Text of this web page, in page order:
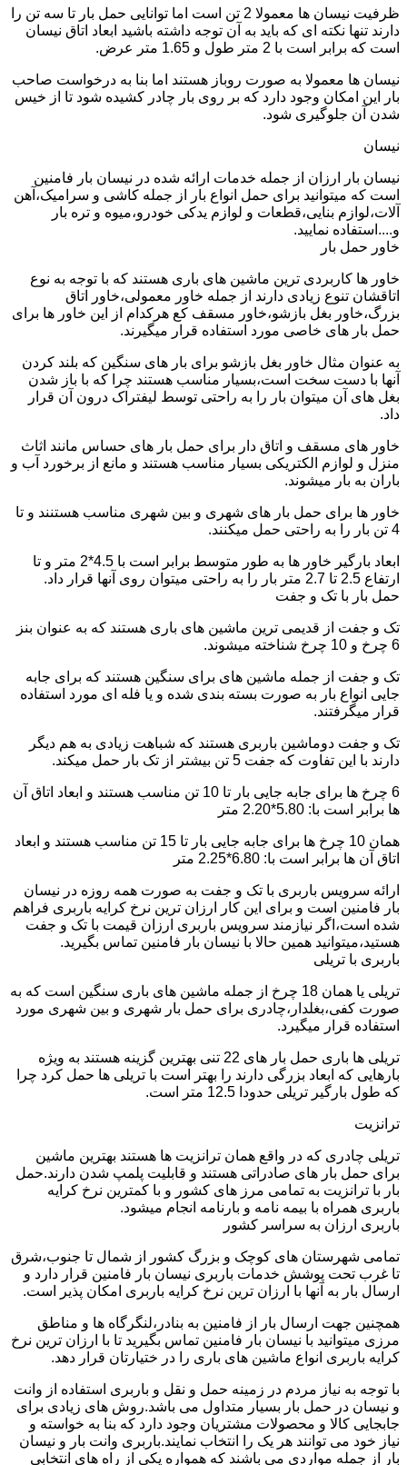
ظرفیت نیسان ها معمولا 2 تن است اما توانایی حمل بار تا سه تن را
دارند تنها نکته ای که باید به آن توجه داشته باشید ابعاد اتاق نیسان
است که برابر است با 2 متر طول و 1.65 متر عرض.
نیسان ها معمولا به صورت روباز هستند اما بنا به درخواست صاحب
بار این امکان وجود دارد که بر روی بار چادر کشیده شود تا از خیس
شدن آن جلوگیری شود.
نیسان
نیسان بار ارزان از جمله خدمات ارائه شده در نیسان بار فامنین
است که میتوانید برای حمل انواع بار از جمله کاشی و سرامیک،آهن
آلات،لوازم بنایی،قطعات و لوازم یدکی خودرو،میوه و تره بار
و....استفاده نمایید.
خاور حمل بار
خاور ها کاربردی ترین ماشین های باری هستند که با توجه به نوع
اتاقشان تنوع زیادی دارند از جمله خاور معمولی،خاور اتاق
بزرگ،خاور بغل بازشو،خاور مسقف کع هرکدام از این خاور ها برای
حمل بار های خاصی مورد استفاده قرار میگیرند.
به عنوان مثال خاور بغل بازشو برای بار های سنگین که بلند کردن
آنها با دست سخت است،بسیار مناسب هستند چرا که با باز شدن
بغل های آن میتوان بار را به راحتی توسط لیفتراک درون آن قرار
داد.
خاور های مسقف و اتاق دار برای حمل بار های حساس مانند اثاث
منزل و لوازم الکتریکی بسیار مناسب هستند و مانع از برخورد آب و
باران به بار میشوند.
خاور ها برای حمل بار های شهری و بین شهری مناسب هستنند و تا
4 تن بار را به راحتی حمل میکنند.
ابعاد بارگیر خاور ها به طور متوسط برابر است با 4.5*2 متر و تا
ارتفاع 2.5 تا 2.7 متر بار را به راحتی میتوان روی آنها قرار داد.
حمل بار با تک و جفت
تک و جفت از قدیمی ترین ماشین های باری هستند که به عنوان بنز
6 چرخ و 10 چرخ شناخته میشوند.
تک و جفت از جمله ماشین های برای سنگین هستند که برای جابه
جایی انواع بار به صورت بسته بندی شده و یا فله ای مورد استفاده
قرار میگرفتند.
تک و جفت دوماشین باربری هستند که شباهت زیادی به هم دیگر
دارند با این تفاوت که جفت 5 تن بیشتر از تک بار حمل میکند.
6 چرخ ها برای جابه جایی بار تا 10 تن مناسب هستند و ابعاد اتاق آن
ها برابر است با: 5.80*2.20 متر
همان 10 چرخ ها برای جابه جایی بار تا 15 تن مناسب هستند و ابعاد
اتاق آن ها برابر است با: 6.80*2.25 متر
ارائه سرویس باربری با تک و جفت به صورت همه روزه در نیسان
بار فامنین است و برای این کار ارزان ترین نرخ کرایه باربری فراهم
شده است،اگر نیازمند سرویس باربری ارزان قیمت با تک و جفت
هستید،میتوانید همین حالا با نیسان بار فامنین تماس بگیرید.
باربری با تریلی
تریلی یا همان 18 چرخ از جمله ماشین های باری سنگین است که به
صورت کفی،بغلدار،چادری برای حمل بار شهری و بین شهری مورد
استفاده قرار میگیرد.
تریلی ها باری حمل بار های 22 تنی بهترین گزینه هستند به ویژه
بارهایی که ابعاد بزرگی دارند را بهتر است با تریلی ها حمل کرد چرا
که طول بارگیر تریلی حدودا 12.5 متر است.
ترانزیت
تریلی چادری که در واقع همان ترانزیت ها هستند بهترین ماشین
برای حمل بار های صادراتی هستند و قابلیت پلمپ شدن دارند.حمل
بار با ترانزیت به تمامی مرز های کشور و با کمترین نرخ کرایه
باربری همراه با بیمه نامه و بارنامه انجام میشود.
باربری ارزان به سراسر کشور
تمامی شهرستان های کوچک و بزرگ کشور از شمال تا جنوب،شرق
تا غرب تحت پوشش خدمات باربری نیسان بار فامنین قرار دارد و
ارسال بار به آنها با ارزان ترین نرخ کرایه باربری امکان پذیر است.
همچنین جهت ارسال بار از فامنین به بنادر،لنگرگاه ها و مناطق
مرزی میتوانید با نیسان بار فامنین تماس بگیرید تا با ارزان ترین نرخ
کرایه باربری انواع ماشین های باری را در ختیارتان قرار دهد.
با توجه به نیاز مردم در زمینه حمل و نقل و باربری استفاده از وانت
و نیسان در حمل بار بسیار متداول می باشد.روش های زیادی برای
جابجایی کالا و محصولات مشتریان وجود دارد که بنا به خواسته و
نیاز خود می توانند هر یک را انتخاب نمایند.باربری وانت بار و نیسان
بار از جمله مواردی می باشند که همواره یکی از راه های انتخابی